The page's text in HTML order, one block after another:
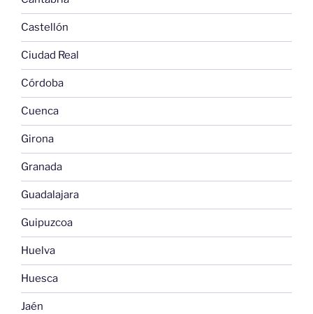
Castellón
Ciudad Real
Córdoba
Cuenca
Girona
Granada
Guadalajara
Guipuzcoa
Huelva
Huesca
Jaén